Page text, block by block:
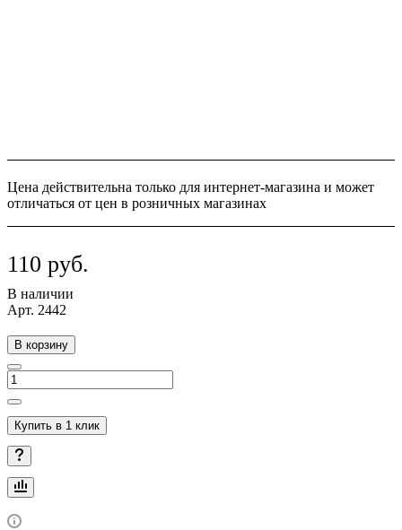
Цена действительна только для интернет-магазина и может
отличаться от цен в розничных магазинах
110 руб.
В наличии
Арт. 2442
В корзину
Купить в 1 клик